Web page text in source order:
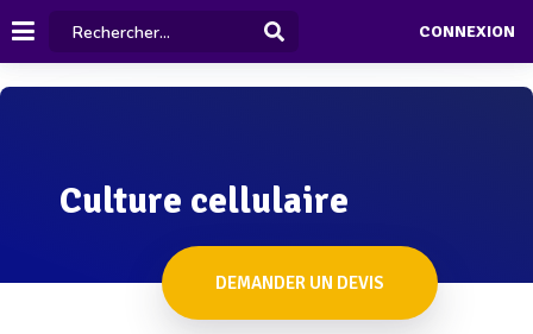
CONNEXION
Culture cellulaire
DEMANDER UN DEVIS